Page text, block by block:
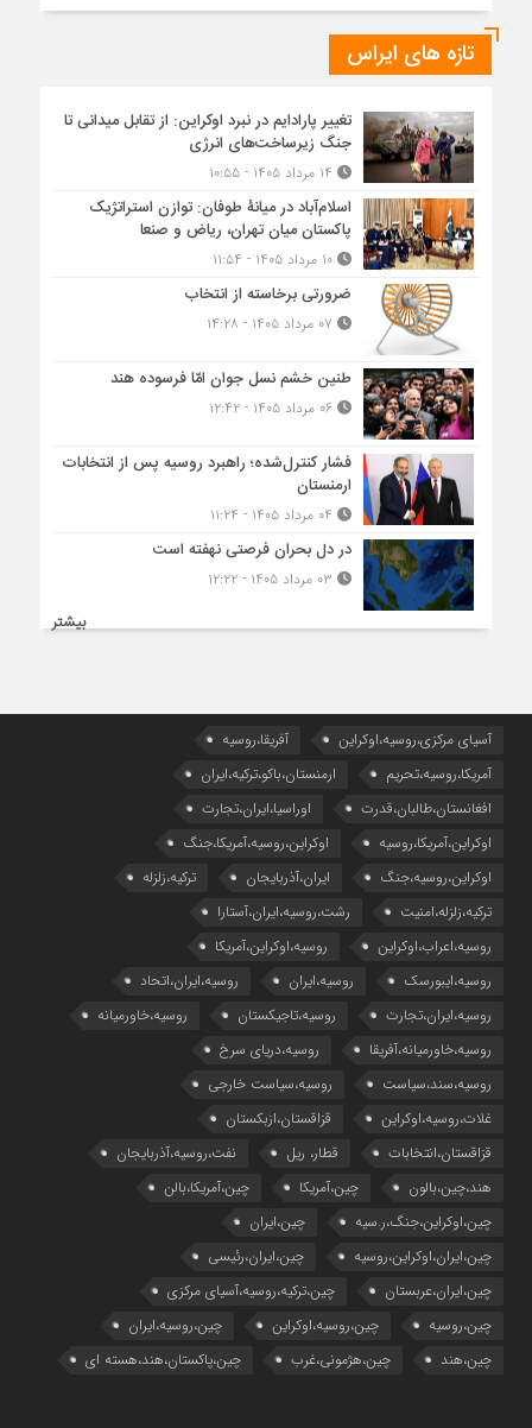
تازه های ایراس
تغییر پارادایم در نبرد اوکراین: از تقابل میدانی تا
جنگ زیرساخت‌های انرژی
اسلام‌آباد در میانۀ طوفان: توازن استراتژیک
پاکستان میان تهران، ریاض و صنعا
۱۰ مرداد ۱۴۰۵ - ۱۱:۵۴
ضرورتی برخاسته از انتخاب
طنین خشم نسل جوان امّا فرسوده هند
۰۶ مرداد ۱۴۰۵ - ۱۲:۴۲
فشار کنترل‌شده؛ راهبرد روسیه پس از انتخابات
ارمنستان
در دل بحران فرصتی نهفته است
بیشتر
آسیای مرکزی،روسیه،اوکراین
آفریقا،روسیه
آمریکا،روسیه،تحریم
ارمنستان،باکو،ترکیه،ایران
افغانستان،طالبان،قدرت
اوراسیا،ایران،تجارت
اوکراین،آمریکا،روسیه
اوکراین،روسیه،آمریکا،جنگ
اوکراین،روسیه،جنگ
ایران،آذربایجان
ترکیه،زلزله
ترکیه،زلزله،امنیت
رشت،روسیه،ایران،آستارا
روسیه،اعراب،اوکراین
روسیه،اوکراین،آمریکا
روسیه،ایبورسک
روسیه،ایران
روسیه،ایران،اتحاد
روسیه،ایران،تجارت
روسیه،تاجیکستان
روسیه،خاورمیانه
روسیه،خاورمیانه،آفریقا
روسیه،دریای سرخ
روسیه،سند،سیاست
روسیه،سیاست خارجی
غلات،روسیه،اوکراین
قزاقستان،ازبکستان
قزاقستان،انتخابات
قطار، ریل
نفت،روسیه،آذربایجان
هند،چین،بالون
چین،آمریکا
چین،آمریکا،بالن
چین،اوکراین،جنگ،ر.سیه
چین،ایران
چین،ایران،اوکراین،روسیه
چین،ایران،رئیسی
چین،ایران،عربستان
چین،ترکیه،روسیه،آسیای مرکزی
چین،روسیه
چین،روسیه،اوکراین
چین،روسیه،ایران
چین،هند
چین،هژمونی،غرب چین،پاکستان،هند،هسته ای